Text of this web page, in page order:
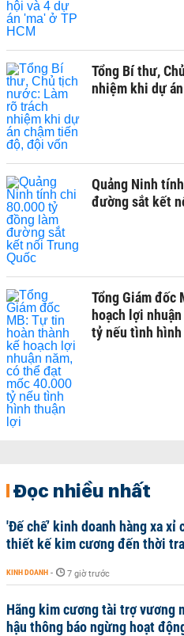
Tổng Bí thư,
nhiệm khi dự
Quảng Ninh
đường sắt kết
Tổng Giám đốc
hoạch lợi
tỷ nếu tình
Đọc nhiều nhất
'Đế chế’ kinh doanh hàng xa xỉ
thiết kế kim cương đến thời
KINH DOANH - 7 giờ trước
Hãng kim cương tài trợ vương
hậu thông báo ngừng hoạt